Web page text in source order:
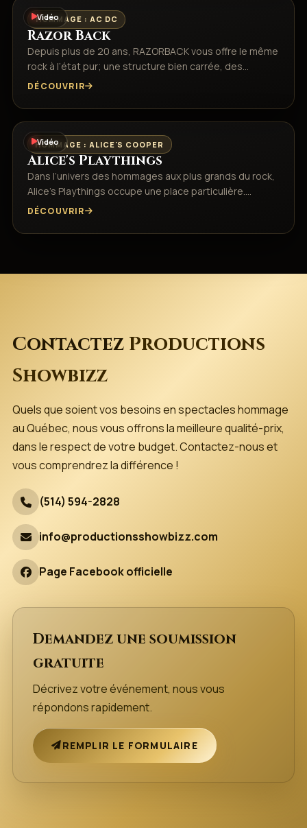
Vidéo
HOMMAGE : AC DC
Razor Back
Depuis plus de 20 ans, RAZORBACK vous offre le même
rock à l’état pur; une structure bien carrée, des…
DÉCOUVRIR
Vidéo
HOMMAGE : ALICE'S COOPER
Alice's Playthings
Dans l’univers des hommages aux plus grands du rock,
Alice’s Playthings occupe une place particulière.…
DÉCOUVRIR
Contactez Productions
Showbizz
Quels que soient vos besoins en spectacles hommage
au Québec, nous vous offrons la meilleure qualité-prix,
dans le respect de votre budget. Contactez-nous et
vous comprendrez la différence !
(514) 594-2828
info@productionsshowbizz.com
Page Facebook officielle
Demandez une soumission
gratuite
Décrivez votre événement, nous vous
répondons rapidement.
REMPLIR LE FORMULAIRE